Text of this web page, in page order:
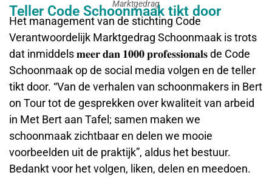
Marktgedrag
Teller Code Schoonmaak tikt door
Het management van de stichting Code
Verantwoordelijk Marktgedrag Schoonmaak is trots
dat inmiddels 𝐦𝐞𝐞𝐫 𝐝𝐚𝐧 𝟏𝟎𝟎𝟎 𝐩𝐫𝐨𝐟𝐞𝐬𝐬𝐢𝐨𝐧𝐚𝐥𝐬 de Code
Schoonmaak op de social media volgen en de teller
tikt door. “Van de verhalen van schoonmakers in Bert
on Tour tot de gesprekken over kwaliteit van arbeid
in Met Bert aan Tafel; samen maken we
schoonmaak zichtbaar en delen we mooie
voorbeelden uit de praktijk”, aldus het bestuur.
Bedankt voor het volgen, liken, delen en meedoen.